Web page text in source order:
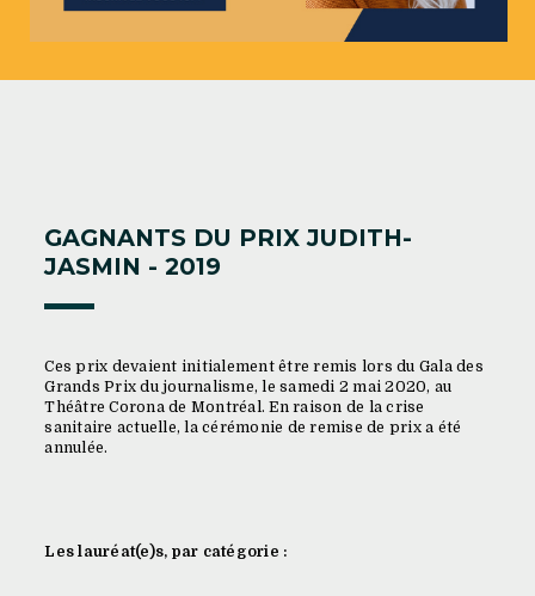
GAGNANTS DU PRIX JUDITH-
JASMIN - 2019
Ces prix devaient initialement être remis lors du Gala des
Grands Prix du journalisme, le samedi 2 mai 2020, au
Théâtre Corona de Montréal. En raison de la crise
sanitaire actuelle, la cérémonie de remise de prix a été
annulée.
Les lauréat(e)s, par catégorie :